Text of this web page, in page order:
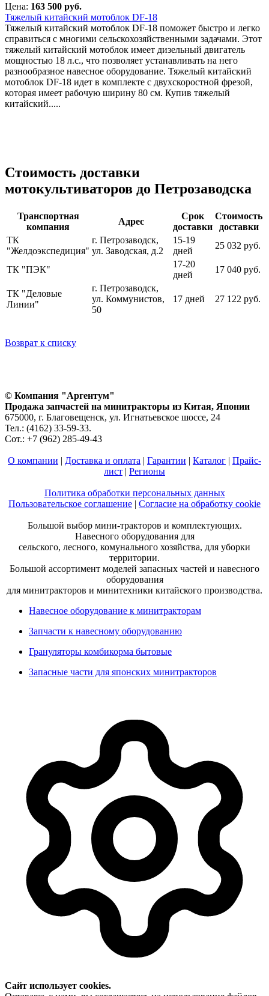
Цена: 163 500 руб.
Тяжелый китайский мотоблок DF-18
Тяжелый китайский мотоблок DF-18 поможет быстро и легко
справиться с многими сельскохозяйственными задачами. Этот
тяжелый китайский мотоблок имеет дизельный двигатель
мощностью 18 л.с., что позволяет устанавливать на него
разнообразное навесное оборудование. Тяжелый китайский
мотоблок DF-18 идет в комплекте с двухскоростной фрезой,
которая имеет рабочую ширину 80 см. Купив тяжелый
китайский.....
Стоимость доставки
мотокультиваторов до Петрозаводска
Транспортная
компания
Адрес
Срок
доставки
Стоимость
доставки
ТК
"Желдоэкспедиция"
г. Петрозаводск,
ул. Заводская, д.2
15-19
дней
25 032 руб.
ТК "ПЭК"
17-20
дней
17 040 руб.
ТК "Деловые
Линии"
г. Петрозаводск,
ул. Коммунистов,
50
17 дней 27 122 руб.
Возврат к списку
© Компания "Аргентум"
Продажа запчастей на минитракторы из Китая, Японии
675000, г. Благовещенск, ул. Игнатьевское шоссе, 24
Тел.: (4162) 33-59-33.
Сот.: +7 (962) 285-49-43
О компании | Доставка и оплата | Гарантии | Каталог | Прайс-
лист | Регионы
Политика обработки персональных данных
Пользовательское соглашение | Согласие на обработку cookie
Большой выбор мини-тракторов и комплектующих.
Навесного оборудования для
сельского, лесного, комунального хозяйства, для уборки
территории.
Большой ассортимент моделей запасных частей и навесного
оборудования
для минитракторов и минитехники китайского производства.
Навесное оборудование к минитракторам
Запчасти к навесному оборудованию
Грануляторы комбикорма бытовые
Запасные части для японских минитракторов
Сайт использует cookies.